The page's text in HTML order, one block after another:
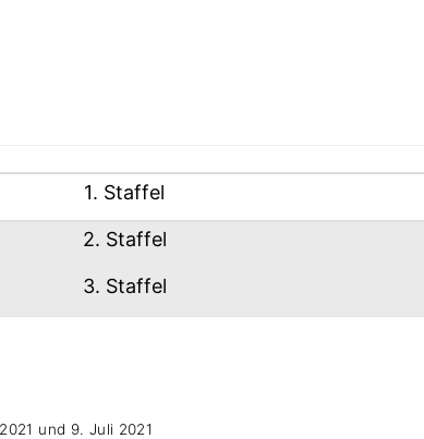
Panel mit
1. Staffel
Panel mit
2. Staffelanzeigen
Panel mit
3. Staffelanzeigen
und 9. Juli 2021